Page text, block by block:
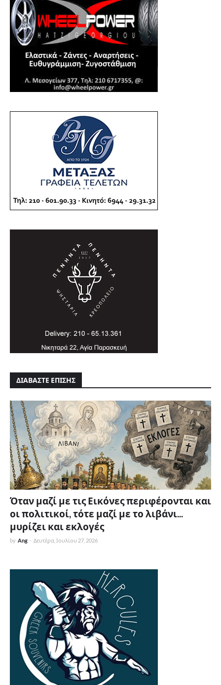
ΔΙΑΒΑΣΤΕ ΕΠΙΣΗΣ
Όταν μαζί με τις Εικόνες περιφέρονται και
οι πολιτικοί, τότε μαζί με το λιβάνι...
μυρίζει και εκλογές
by Ang - Δευτέρα, Ιουλίου 27, 2026